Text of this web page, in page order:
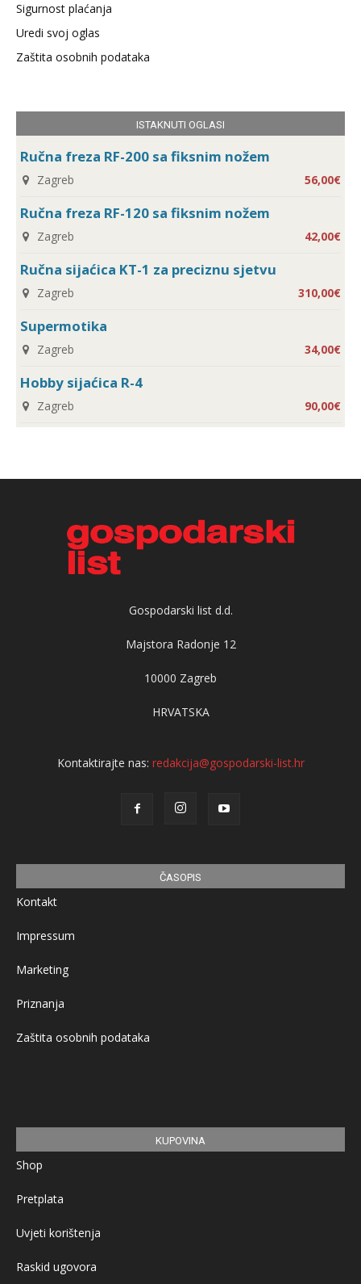
Sigurnost plaćanja
Uredi svoj oglas
Zaštita osobnih podataka
ISTAKNUTI OGLASI
Ručna freza RF-200 sa fiksnim nožem
Zagreb 56,00€
Ručna freza RF-120 sa fiksnim nožem
Zagreb 42,00€
Ručna sijaćica KT-1 za preciznu sjetvu
Zagreb 310,00€
Supermotika
Zagreb 34,00€
Hobby sijaćica R-4
Zagreb 90,00€
Gospodarski list d.d.
Majstora Radonje 12
10000 Zagreb
HRVATSKA
Kontaktirajte nas: redakcija@gospodarski-list.hr
ČASOPIS
Kontakt
Impressum
Marketing
Priznanja
Zaštita osobnih podataka
KUPOVINA
Shop
Pretplata
Uvjeti korištenja
Raskid ugovora